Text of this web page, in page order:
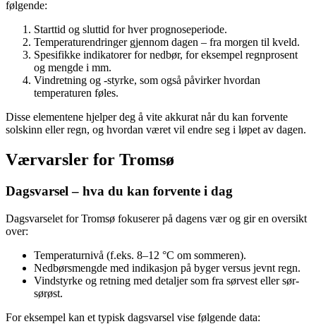
følgende:
Starttid og sluttid for hver prognoseperiode.
Temperaturendringer gjennom dagen – fra morgen til kveld.
Spesifikke indikatorer for nedbør, for eksempel regnprosent
og mengde i mm.
Vindretning og -styrke, som også påvirker hvordan
temperaturen føles.
Disse elementene hjelper deg å vite akkurat når du kan forvente
solskinn eller regn, og hvordan været vil endre seg i løpet av dagen.
Værvarsler for Tromsø
Dagsvarsel – hva du kan forvente i dag
Dagsvarselet for Tromsø fokuserer på dagens vær og gir en oversikt
over:
Temperaturnivå (f.eks. 8–12 °C om sommeren).
Nedbørsmengde med indikasjon på byger versus jevnt regn.
Vindstyrke og retning med detaljer som fra sørvest eller sør-
sørøst.
For eksempel kan et typisk dagsvarsel vise følgende data: